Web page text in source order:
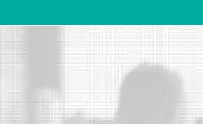
Navigazione principale